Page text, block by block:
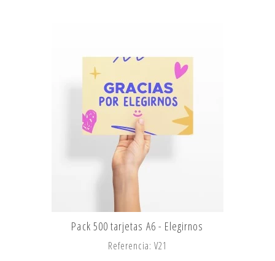
Pack 500 tarjetas A6 - Elegirnos
Referencia: V21